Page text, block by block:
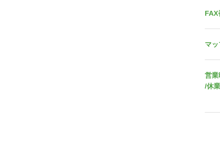
FAX
マ
営業
/休